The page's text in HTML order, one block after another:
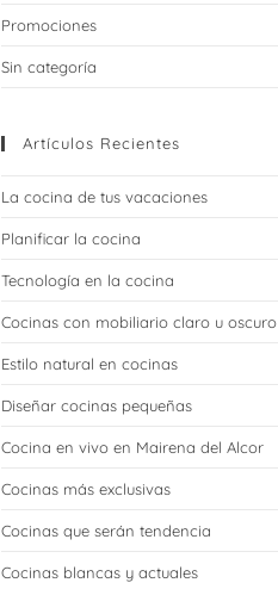
Promociones
Sin categoría
Artículos Recientes
La cocina de tus vacaciones
Planificar la cocina
Tecnología en la cocina
Cocinas con mobiliario claro u oscuro
Estilo natural en cocinas
Diseñar cocinas pequeñas
Cocina en vivo en Mairena del Alcor
Cocinas más exclusivas
Cocinas que serán tendencia
Cocinas blancas y actuales